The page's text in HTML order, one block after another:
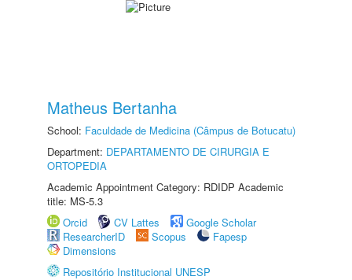
Matheus Bertanha
School: Faculdade de Medicina (Câmpus de Botucatu)
Department: DEPARTAMENTO DE CIRURGIA E
ORTOPEDIA
Academic Appointment Category: RDIDP Academic
title: MS-5.3
Orcid
CV Lattes
Google Scholar
ResearcherID
Scopus
Fapesp
Dimensions
Repositório Institucional UNESP